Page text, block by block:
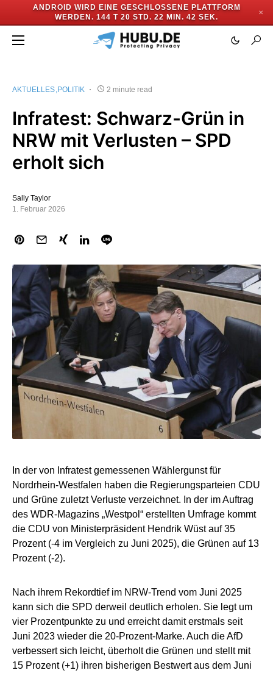
ANDROID WIRD EINE GESCHLOSSENE PLATTFORM
WERDEN. 144 T 20 STD. 22 MIN. 41 SEK.
✕
AKTUELLES POLITIK 2 minute read
Infratest: Schwarz-Grün in
NRW mit Verlusten – SPD
erholt sich
Sally Taylor
1. Februar 2026
In der von Infratest gemessenen Wählergunst für
Nordrhein-Westfalen haben die Regierungsparteien CDU
und Grüne zuletzt Verluste verzeichnet. In der im Auftrag
des WDR-Magazins „Westpol“ erstellten Umfrage kommt
die CDU von Ministerpräsident Hendrik Wüst auf 35
Prozent (-4 im Vergleich zu Juni 2025), die Grünen auf 13
Prozent (-2).
Nach ihrem Rekordtief im NRW-Trend vom Juni 2025
kann sich die SPD derweil deutlich erholen. Sie legt um
vier Prozentpunkte zu und erreicht damit erstmals seit
Juni 2023 wieder die 20-Prozent-Marke. Auch die AfD
verbessert sich leicht, überholt die Grünen und stellt mit
15 Prozent (+1) ihren bisherigen Bestwert aus dem Juni